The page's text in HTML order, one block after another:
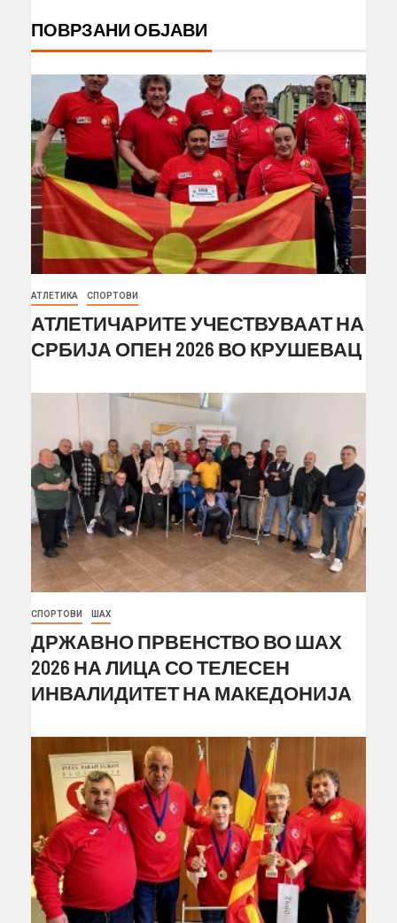
ПОВРЗАНИ ОБЈАВИ
АТЛЕТИКА СПОРТОВИ
АТЛЕТИЧАРИТЕ УЧЕСТВУВААТ НА
СРБИЈА ОПЕН 2026 ВО КРУШЕВАЦ
СПОРТОВИ ШАХ
ДРЖАВНО ПРВЕНСТВО ВО ШАХ
2026 НА ЛИЦА СО ТЕЛЕСЕН
ИНВАЛИДИТЕТ НА МАКЕДОНИЈА